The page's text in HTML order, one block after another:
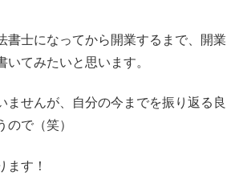
書士になってから開業するまで、開業
いてみたいと思います。
ませんが、自分の今までを振り返る良
ので（笑）
ます！